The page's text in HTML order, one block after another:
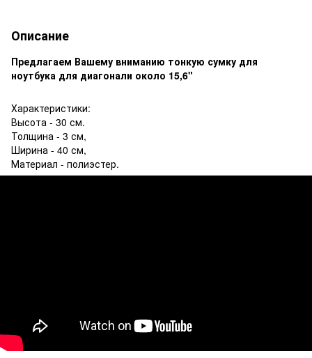
Описание
Предлагаем Вашему вниманию тонкую сумку для
ноутбука для диагонали около 15,6"
Характеристики:
Высота - 30 см.
Толщина - 3 см,
Ширина - 40 см,
Материал - полиэстер.